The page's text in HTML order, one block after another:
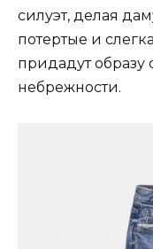
силуэт, делая
потертые и
придадут образу
небрежности.